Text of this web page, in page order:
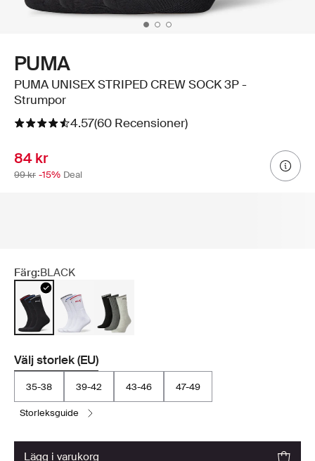
PUMA
PUMA UNISEX STRIPED CREW SOCK 3P -
Strumpor
4.57(60 Recensioner)
84 kr
99 kr -15% Deal
Färg:BLACK
Välj storlek (EU)
35-38 39-42 43-46 47-49
storleksguide
lägg i varukorg